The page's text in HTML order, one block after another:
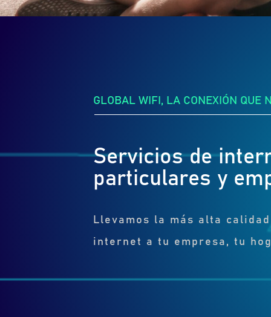
GLOBAL WIFI, LA CONEXIÓN QUE
Servicios de
particulares y
Llevamos la más alta
internet a tu empresa, tu